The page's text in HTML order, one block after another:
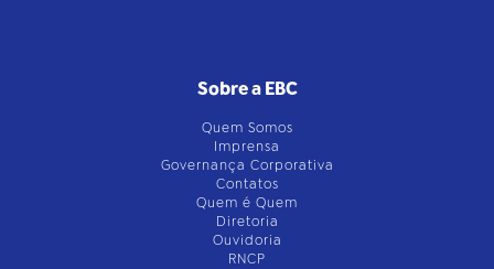
Sobre a EBC
Quem Somos
Imprensa
Governança Corporativa
Contatos
Quem é Quem
Diretoria
Ouvidoria
RNCP